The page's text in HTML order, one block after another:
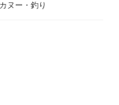
ヌー・釣り